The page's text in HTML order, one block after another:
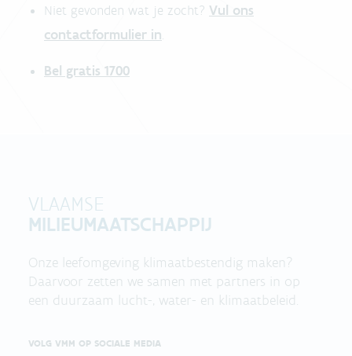
Niet gevonden wat je zocht? Vul ons
contactformulier in
Bel gratis 1700
VLAAMSE
MILIEUMAATSCHAPPIJ
Onze leefomgeving klimaatbestendig maken?
Daarvoor zetten we samen met partners in op
een duurzaam lucht-, water- en klimaatbeleid.
VOLG VMM OP SOCIALE MEDIA